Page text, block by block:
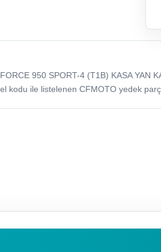
950 SPORT-4 (T1B) KASA YAN
ile listelenen CFMOTO yedek